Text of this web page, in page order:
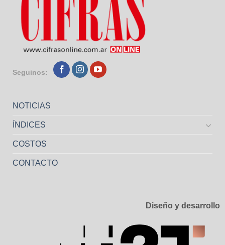
Seguinos:
NOTICIAS
ÍNDICES
COSTOS
CONTACTO
Diseño y desarrollo